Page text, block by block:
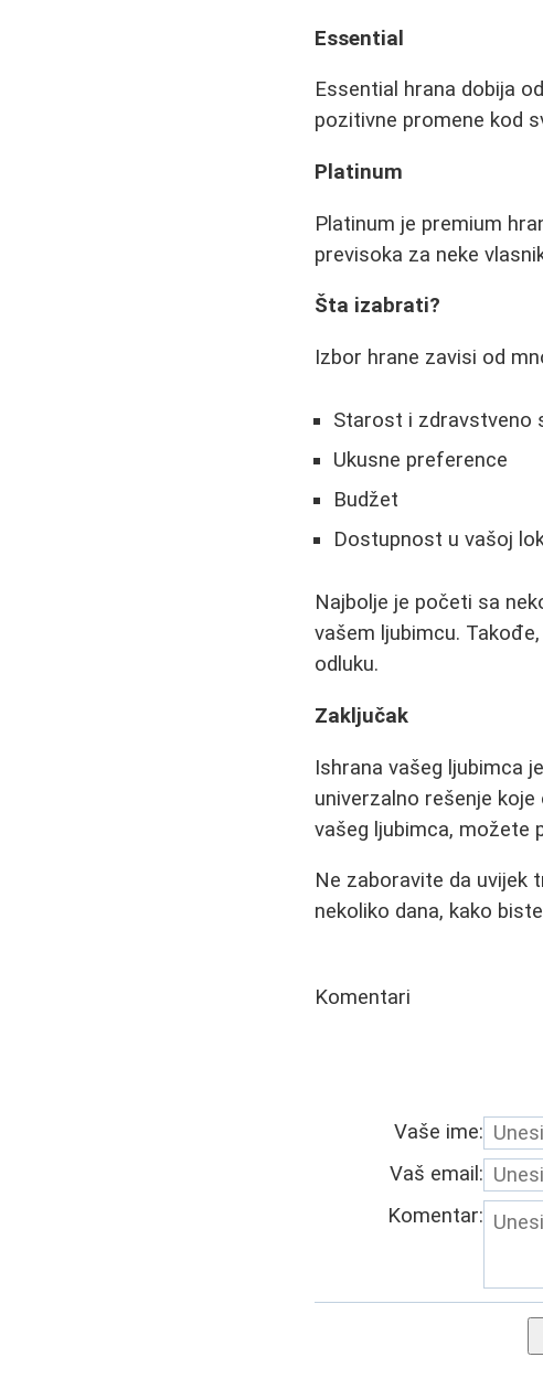
Essential
Essential hrana dobija
pozitivne promene kod
Platinum
Platinum je premium
previsoka za neke
Šta izabrati?
Izbor hrane zavisi od
Starost i zdravstveno
Ukusne preference
Budžet
Dostupnost u vašoj
Najbolje je početi sa
vašem ljubimcu.
odluku.
Zaključak
Ishrana vašeg ljubimca
univerzalno rešenje
vašeg ljubimca, možete
Ne zaboravite da uvijek
nekoliko dana, kako
Komentari
Vaše ime:
Vaš email:
Komentar: